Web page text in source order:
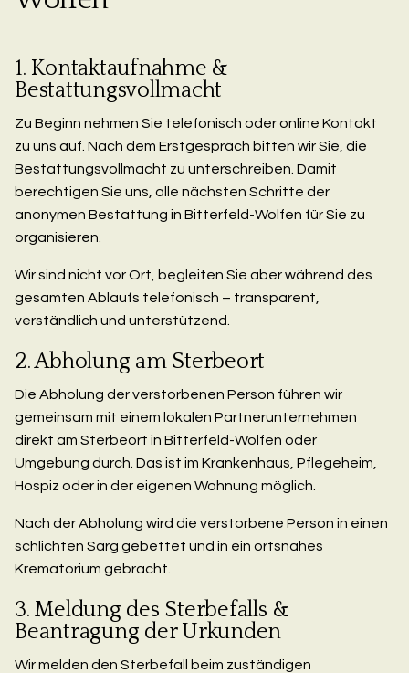
1. Kontaktaufnahme &
Bestattungsvollmacht
Zu Beginn nehmen Sie telefonisch oder online Kontakt
zu uns auf. Nach dem Erstgespräch bitten wir Sie, die
Bestattungsvollmacht zu unterschreiben. Damit
berechtigen Sie uns, alle nächsten Schritte der
anonymen Bestattung in Bitterfeld-Wolfen für Sie zu
organisieren.
Wir sind nicht vor Ort, begleiten Sie aber während des
gesamten Ablaufs telefonisch – transparent,
verständlich und unterstützend.
2. Abholung am Sterbeort
Die Abholung der verstorbenen Person führen wir
gemeinsam mit einem lokalen Partnerunternehmen
direkt am Sterbeort in Bitterfeld-Wolfen oder
Umgebung durch. Das ist im Krankenhaus, Pflegeheim,
Hospiz oder in der eigenen Wohnung möglich.
Nach der Abholung wird die verstorbene Person in einen
schlichten Sarg gebettet und in ein ortsnahes
Krematorium gebracht.
3. Meldung des Sterbefalls &
Beantragung der Urkunden
Wir melden den Sterbefall beim zuständigen